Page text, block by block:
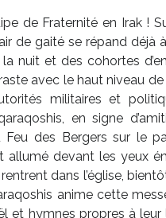
de Fraternité en Irak !
de gaité se répand déjà
nuit et des cohortes
avec le haut niveau
militaires et
en signe
des Bergers sur le
allumé devant les yeux
dans l’église,
anime cette
hymnes propres à leur